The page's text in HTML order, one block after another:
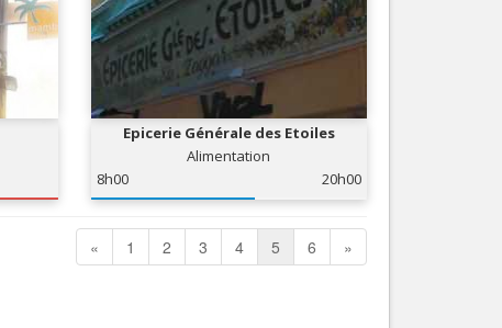
Epicerie Générale des Etoiles
Alimentation
8h00
20h00
« 1 2 3 4 5 6 »